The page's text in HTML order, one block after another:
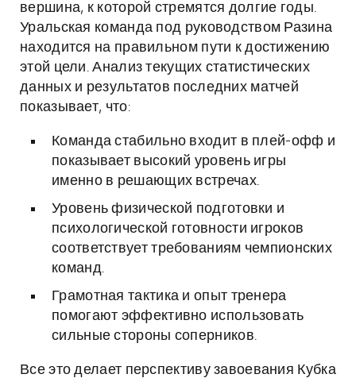
вершина, к которой стремятся долгие годы.
Уральская команда под руководством Разина
находится на правильном пути к достижению
этой цели. Анализ текущих статистических
данных и результатов последних матчей
показывает, что:
Команда стабильно входит в плей-офф и
показывает высокий уровень игры
именно в решающих встречах.
Уровень физической подготовки и
психологической готовности игроков
соответствует требованиям чемпионских
команд.
Грамотная тактика и опыт тренера
помогают эффективно использовать
сильные стороны соперников.
Все это делает перспективу завоевания Кубка